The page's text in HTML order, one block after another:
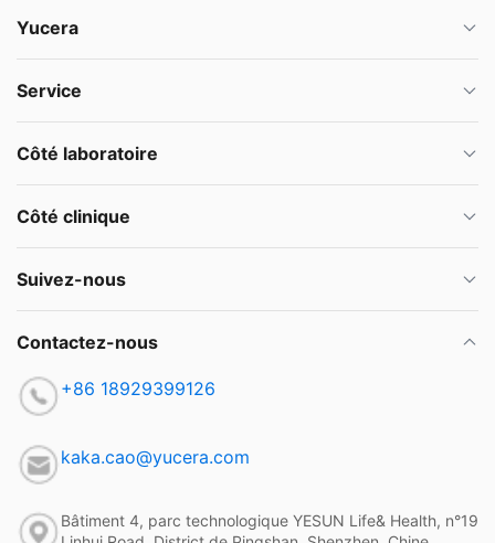
Yucera
Service
Côté laboratoire
Côté clinique
Suivez-nous
Contactez-nous
+86 18929399126
kaka.cao@yucera.com
Bâtiment 4, parc technologique YESUN Life& Health, n°19